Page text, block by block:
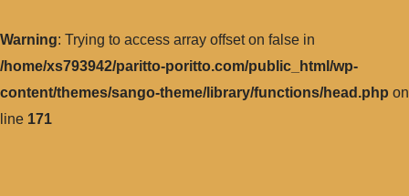
Warning: Trying to access array offset on false in
/home/xs793942/paritto-poritto.com/public_html/wp-
content/themes/sango-theme/library/functions/head.php on
line 171